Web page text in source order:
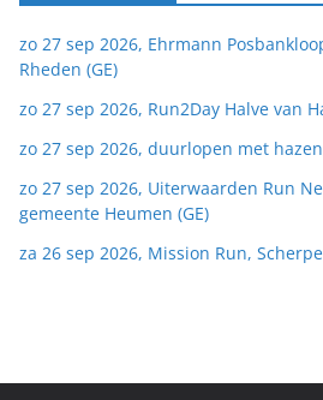
zo 27 sep 2026, Ehrmann
Rheden (GE)
zo 27 sep 2026, Run2Day Halve van
zo 27 sep 2026, duurlopen met
zo 27 sep 2026, Uiterwaarden Run
gemeente Heumen (GE)
za 26 sep 2026, Mission Run,